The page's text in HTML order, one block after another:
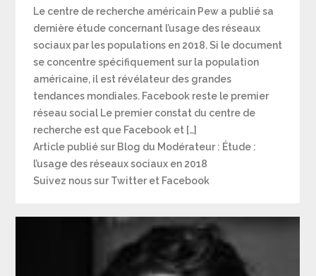
Le centre de recherche américain Pew a publié sa
dernière étude concernant l’usage des réseaux
sociaux par les populations en 2018. Si le document
se concentre spécifiquement sur la population
américaine, il est révélateur des grandes
tendances mondiales. Facebook reste le premier
réseau social Le premier constat du centre de
recherche est que Facebook et […]
Article publié sur Blog du Modérateur : Étude :
l’usage des réseaux sociaux en 2018
Suivez nous sur Twitter et Facebook